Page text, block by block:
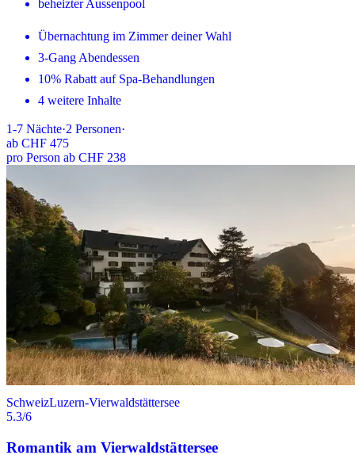
beheizter Aussenpool
Übernachtung im Zimmer deiner Wahl
3-Gang Abendessen
10% Rabatt auf Spa-Behandlungen
4 weitere Inhalte
1-7 Nächte·2 Personen·
ab CHF 475
pro Person ab CHF 238
SchweizLuzern-Vierwaldstättersee
5.3/6
Romantik am Vierwaldstättersee